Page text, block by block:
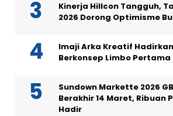
Kinerja Hillcon Tangguh,
2026 Dorong Optimisme
Imaji Arka Kreatif
Berkonsep Limbo Pertama
Sundown Markette 2026
Berakhir 14 Maret, Ribuan
Hadir